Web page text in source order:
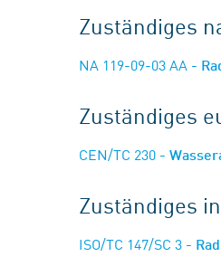
Zuständiges
NA 119-09-03 AA -
Zuständiges
CEN/TC 230 -
Zuständiges
ISO/TC 147/SC 3 -